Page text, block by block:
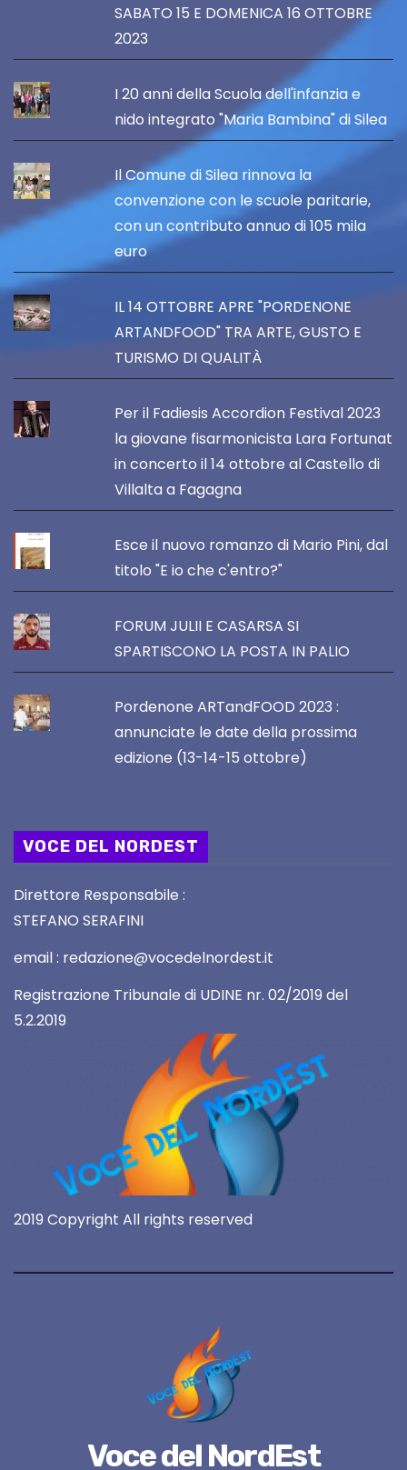
SABATO 15 E DOMENICA 16 OTTOBRE
2023
I 20 anni della Scuola dell'infanzia e
nido integrato "Maria Bambina" di Silea
Il Comune di Silea rinnova la
convenzione con le scuole paritarie,
con un contributo annuo di 105 mila
euro
IL 14 OTTOBRE APRE "PORDENONE
ARTANDFOOD" TRA ARTE, GUSTO E
TURISMO DI QUALITÀ
Per il Fadiesis Accordion Festival 2023
la giovane fisarmonicista Lara Fortunat
in concerto il 14 ottobre al Castello di
Villalta a Fagagna
Esce il nuovo romanzo di Mario Pini, dal
titolo "E io che c'entro?"
FORUM JULII E CASARSA SI
SPARTISCONO LA POSTA IN PALIO
Pordenone ARTandFOOD 2023 :
annunciate le date della prossima
edizione (13-14-15 ottobre)
VOCE DEL NORDEST
Direttore Responsabile :
STEFANO SERAFINI
email : redazione@vocedelnordest.it
Registrazione Tribunale di UDINE nr. 02/2019 del
5.2.2019
2019 Copyright All rights reserved
Voce del NordEst